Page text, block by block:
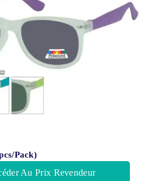
Pack)
Au Prix Revendeur